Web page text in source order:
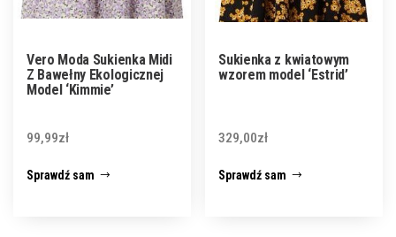
Vero Moda Sukienka Midi
Z Bawełny Ekologicznej
Model ‘Kimmie’
99,99zł
Sprawdź sam
Sukienka z kwiatowym
wzorem model ‘Estrid’
329,00zł
Sprawdź sam